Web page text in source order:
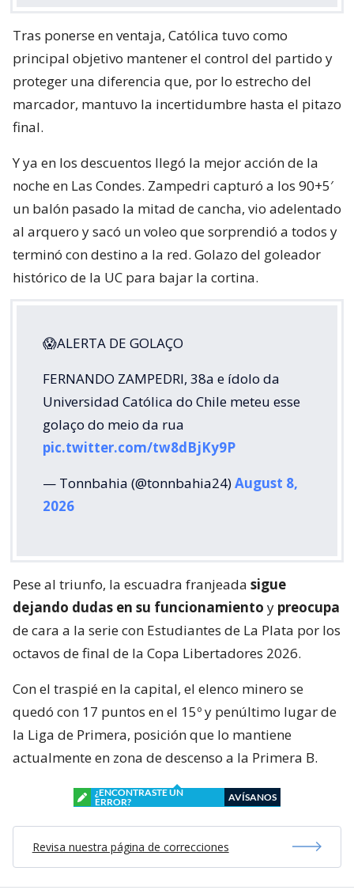
Tras ponerse en ventaja, Católica tuvo como
principal objetivo mantener el control del partido y
proteger una diferencia que, por lo estrecho del
marcador, mantuvo la incertidumbre hasta el pitazo
final.
Y ya en los descuentos llegó la mejor acción de la
noche en Las Condes. Zampedri capturó a los 90+5′
un balón pasado la mitad de cancha, vio adelentado
al arquero y sacó un voleo que sorprendió a todos y
terminó con destino a la red. Golazo del goleador
histórico de la UC para bajar la cortina.
😱ALERTA DE GOLAÇO
FERNANDO ZAMPEDRI, 38a e ídolo da
Universidad Católica do Chile meteu esse
golaço do meio da rua
pic.twitter.com/tw8dBjKy9P
— Tonnbahia (@tonnbahia24)August 8,
2026
Pese al triunfo, la escuadra franjeada sigue
dejando dudas en su funcionamiento y preocupa
de cara a la serie con Estudiantes de La Plata por los
octavos de final de la Copa Libertadores 2026.
Con el traspié en la capital, el elenco minero se
quedó con 17 puntos en el 15º y penúltimo lugar de
la Liga de Primera, posición que lo mantiene
actualmente en zona de descenso a la Primera B.
¿ENCONTRASTE UN
ERROR?
AVÍSANOS
Revisa nuestra página de correcciones